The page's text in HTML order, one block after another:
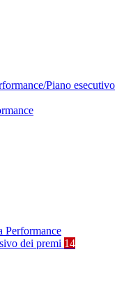
Piano esecutivo
Performance
dei premi 14